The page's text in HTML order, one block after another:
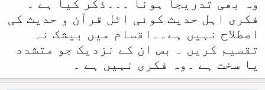
وہ بھی تدریجاََ ہونا ۔۔۔ذکر کیا ہے ۔
فکری اہل حدیث کوئی اٹل قرآن و حدیث کی
اصطلاح نہیں ہے۔۔اقسام میں بیشک نہ
تقسیم کریں ۔ بس ان کے نزدیک جو متشدد
یا سخت ہے ۔وہ فکری نہیں ہے ۔